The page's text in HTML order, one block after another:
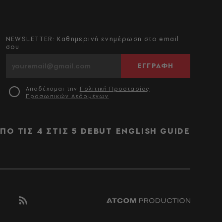
NEWSLETTER: Καθημερινή ενημέρωση στο email
σου
ΕΓΓΡΑΦΗ
Αποδέχομαι την Πολιτική Προστασίας
Προσωπικών Δεδομένων
ΤΙΣ 4 ΣΤΙΣ 5 DEBUT ENGLISH GUIDE